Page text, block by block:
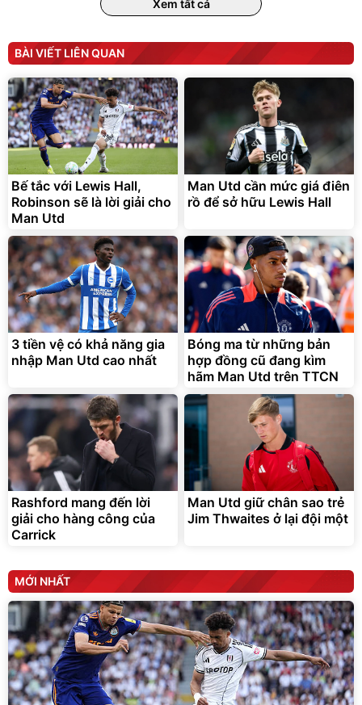
Flash Sale
Lót ghế ôtô, nâng lưng
chống nóng giúp thoải mái
trong di chuyển
295.000 đ
Đã bán nhiều
Xem tất cả
BÀI VIẾT LIÊN QUAN
Bế tắc với Lewis Hall,
Robinson sẽ là lời giải cho
Man Utd
Man Utd cần mức giá điên
rồ để sở hữu Lewis Hall
3 tiền vệ có khả năng gia
nhập Man Utd cao nhất
Bóng ma từ những bản
hợp đồng cũ đang kìm
hãm Man Utd trên TTCN
Rashford mang đến lời
giải cho hàng công của
Carrick
Man Utd giữ chân sao trẻ
Jim Thwaites ở lại đội một
MỚI NHẤT